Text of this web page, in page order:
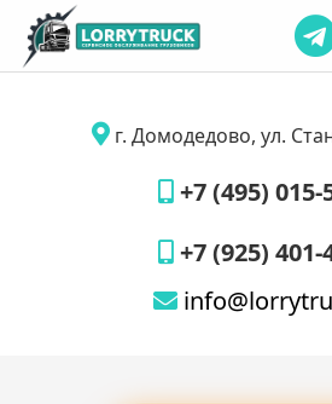
г. Домодедово, ул.
+7 (495) 015-
+7 (925) 401-